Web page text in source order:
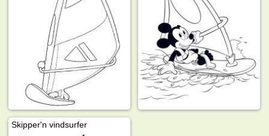
Skipper'n vindsurfer